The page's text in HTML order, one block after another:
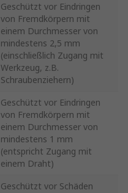
Geschützt vor Eindringen
von Fremdkörpern mit
einem Durchmesser von
mindestens 2,5 mm
(einschließlich Zugang mit
Werkzeug, z.B.
Schraubenziehern)
Geschützt vor Eindringen
von Fremdkörpern mit
einem Durchmesser von
mindestens 1 mm
(entspricht Zugang mit
einem Draht)
Geschützt vor Schäden